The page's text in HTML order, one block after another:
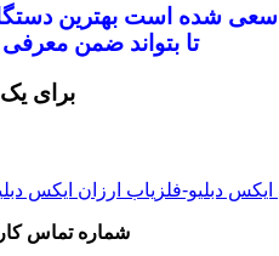
سعی شده است بهترین
تا بتواند ضمن
برای یک
شماره تماس